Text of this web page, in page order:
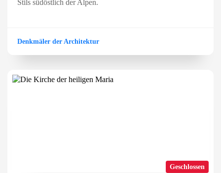
Stils südöstlich der Alpen.
Denkmäler der Architektur
Geschlossen